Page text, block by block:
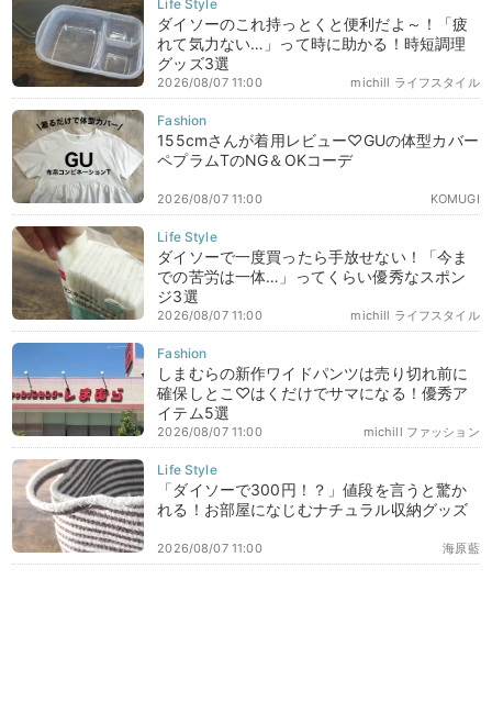
ダイソーのこれ持っとくと便利だよ～！「疲
れて気力ない…」って時に助かる！時短調理
グッズ3選
michill ライフスタイル
2026/08/07 11:00
155cmさんが着用レビュー♡GUの体型カバー
ペプラムTのNG＆OKコーデ
KOMUGI
2026/08/07 11:00
ダイソーで一度買ったら手放せない！「今ま
での苦労は一体…」ってくらい優秀なスポン
ジ3選
michill ライフスタイル
2026/08/07 11:00
しまむらの新作ワイドパンツは売り切れ前に
確保しとこ♡はくだけでサマになる！優秀ア
イテム5選
michill ファッション
2026/08/07 11:00
「ダイソーで300円！？」値段を言うと驚か
れる！お部屋になじむナチュラル収納グッズ
海原藍
2026/08/07 11:00